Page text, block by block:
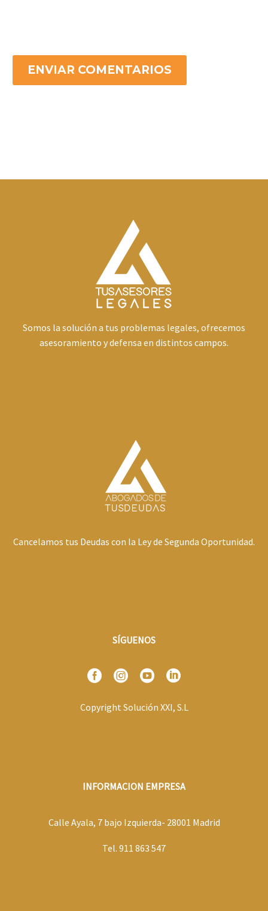
ENVIAR COMENTARIOS
Somos la solución a tus problemas legales, ofrecemos
asesoramiento y defensa en distintos campos.
Cancelamos tus Deudas con la Ley de Segunda Oportunidad.
SÍGUENOS
Copyright Solución XXI, S.L
INFORMACION EMPRESA
Calle Ayala, 7 bajo Izquierda- 28001 Madrid
Tel. 911 863 547